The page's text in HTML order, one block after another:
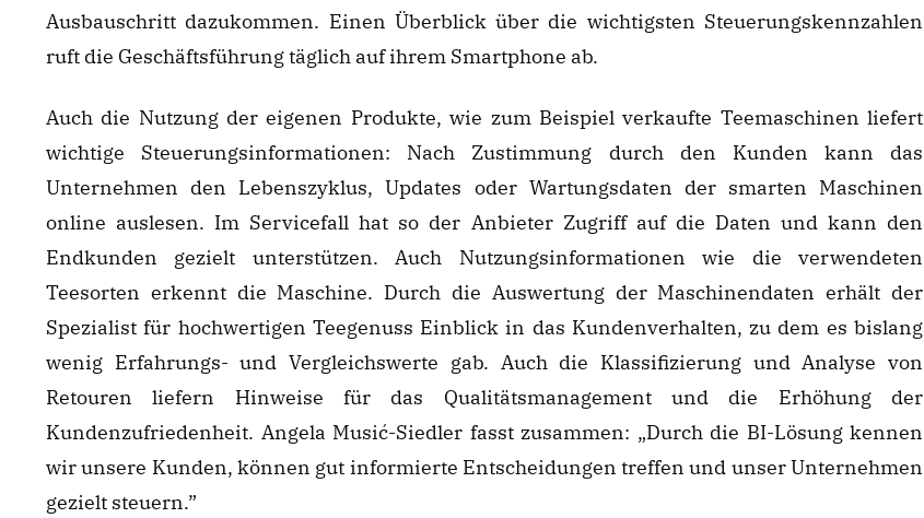
Ausbauschritt dazukommen. Einen Überblick über die wichtigsten Steuerungskennzahlen
ruft die Geschäftsführung täglich auf ihrem Smartphone ab.
Auch die Nutzung der eigenen Produkte, wie zum Beispiel verkaufte Teemaschinen liefert
wichtige Steuerungsinformationen: Nach Zustimmung durch den Kunden kann das
Unternehmen den Lebenszyklus, Updates oder Wartungsdaten der smarten Maschinen
online auslesen. Im Servicefall hat so der Anbieter Zugriff auf die Daten und kann den
Endkunden gezielt unterstützen. Auch Nutzungsinformationen wie die verwendeten
Teesorten erkennt die Maschine. Durch die Auswertung der Maschinendaten erhält der
Spezialist für hochwertigen Teegenuss Einblick in das Kundenverhalten, zu dem es bislang
wenig Erfahrungs- und Vergleichswerte gab. Auch die Klassifizierung und Analyse von
Retouren liefern Hinweise für das Qualitätsmanagement und die Erhöhung der
Kundenzufriedenheit. Angela Musić-Siedler fasst zusammen: „Durch die BI-Lösung kennen
wir unsere Kunden, können gut informierte Entscheidungen treffen und unser Unternehmen
gezielt steuern.”